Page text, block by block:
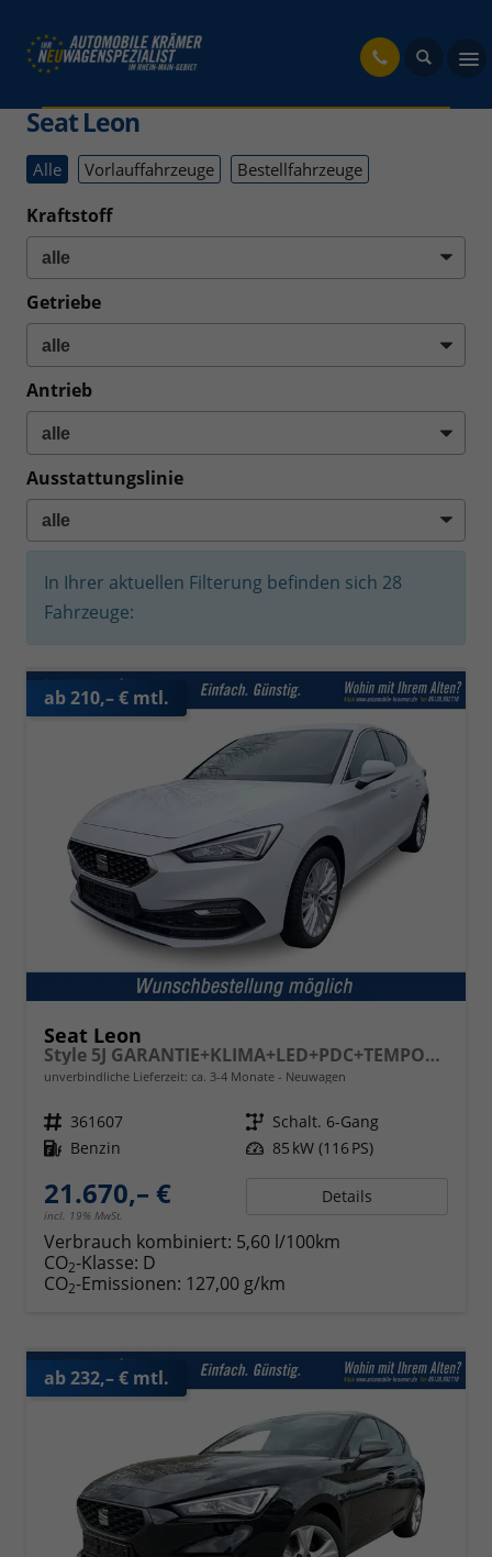
Seat Leon
Alle Vorlauffahrzeuge Bestellfahrzeuge
Kraftstoff
Getriebe
Antrieb
Ausstattungslinie
In Ihrer aktuellen Filterung befinden sich 28
Fahrzeuge:
ab 210,– € mtl.
Seat Leon
Style 5J GARANTIE+KLIMA+LED+PDC+TEMPOMAT+16" ALU
unverbindliche Lieferzeit: ca. 3-4 Monate Neuwagen
Fahrzeugnr. 361607 Getriebe Schalt. 6-Gang
Kraftstoff Benzin Leistung 85 kW (116 PS)
21.670,– €
incl. 19% MwSt.
Details
Verbrauch kombiniert: 5,60 l/100km
CO2-Klasse: D
CO2-Emissionen: 127,00 g/km
ab 232,– € mtl.